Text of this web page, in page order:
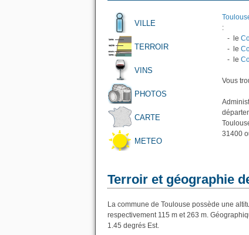
VILLE
TERROIR
VINS
PHOTOS
CARTE
METEO
:
- le
- le
- le
Vous
31400
Terroir et géographie
La commune de Toulouse possède une
respectivement 115 m et 263 m.
1.45 degrés Est.